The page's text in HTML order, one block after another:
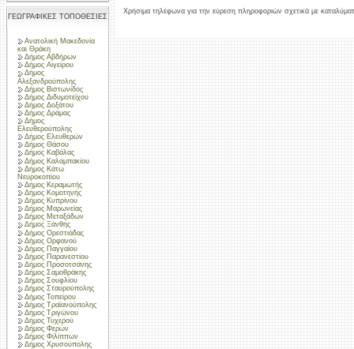
ΓΕΩΓΡΑΦΙΚΕΣ ΤΟΠΟΘΕΣΙΕΣ
Ανατολική Μακεδονία
και Θράκη
Δήμος Αβδήρων
Δήμος Αιγείρου
Δήμος
Αλεξανδρούπολης
Δήμος Βιστωνίδος
Δήμος Διδυμοτείχου
Δήμος Δοξάτου
Δήμος Δράμας
Δήμος
Ελευθερούπολης
Δήμος Ελευθερών
Δήμος Θάσου
Δήμος Καβάλας
Δήμος Καλαμπακίου
Δήμος Κάτω
Νευροκοπίου
Δήμος Κεραμωτής
Δήμος Κομοτηνής
Δήμος Κυπρίνου
Δήμος Μαρωνείας
Δήμος Μεταξάδων
Δήμος Ξάνθης
Δήμος Ορεστιάδας
Δήμος Ορφανού
Δήμος Παγγαίου
Δήμος Παρανεστίου
Δήμος Προσοτσάνης
Δήμος Σαμοθράκης
Δήμος Σουφλίου
Δήμος Σταυρούπολης
Δήμος Τοπείρου
Δήμος Τραϊανούπολης
Δήμος Τριγώνου
Δήμος Τυχερού
Δήμος Φερών
Δήμος Φιλίππων
Δήμος Χρυσούπολης
Χρήσιμα τηλέφωνα για την εύρεση πληροφοριών σχετικά με